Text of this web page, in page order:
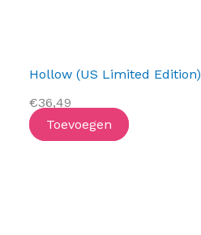
Hollow (US Limited Edition)
€36,49
Toevoegen